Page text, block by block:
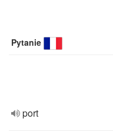
Pytanie
port